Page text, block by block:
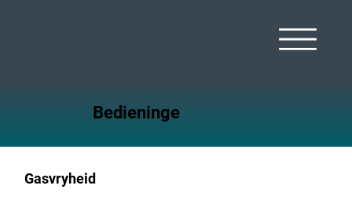
Bedieninge
Gasvryheid